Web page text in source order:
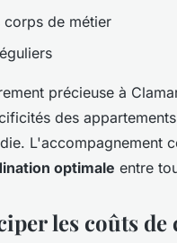
de métier
précieuse à
des
L'accompagnement
optimale entre
les coûts de